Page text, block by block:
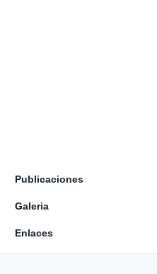
Publicaciones
Galeria
Enlaces